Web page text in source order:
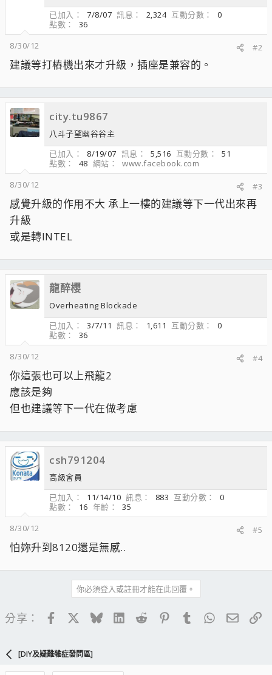
已加入
7/8/07 訊息 2,324 互動分數
0
點數
36
8/30/12
#2
建議等打樁機出來才升級，插座是兼容的。
city.tu9867
八斗子望幽谷谷主
已加入
8/19/07 訊息 5,516 互動分數
51
點數
48 網站
www.facebook.com
8/30/12
#3
感覺升級的作用不大 承上一樓的建議等下一代出來再
升級
或是轉INTEL
龍醉櫻
Overheating Blockade
已加入
3/7/11 訊息 1,611 互動分數
0
點數
36
8/30/12
#4
你這張也可以上飛龍2
應該是夠
但也建議等下一代在做考慮
csh791204
高級會員
已加入
11/14/10 訊息 883 互動分數
0
點數
16 年齡
35
8/30/12
#5
怕妳升到8120還是無感..
你必須登入或註冊才能在此回覆。
分享： FacebookBlueskyLinkedIn
Reddit PinterestTumblrWhatsApp
電子
[DIY及疑難雜症發問區]